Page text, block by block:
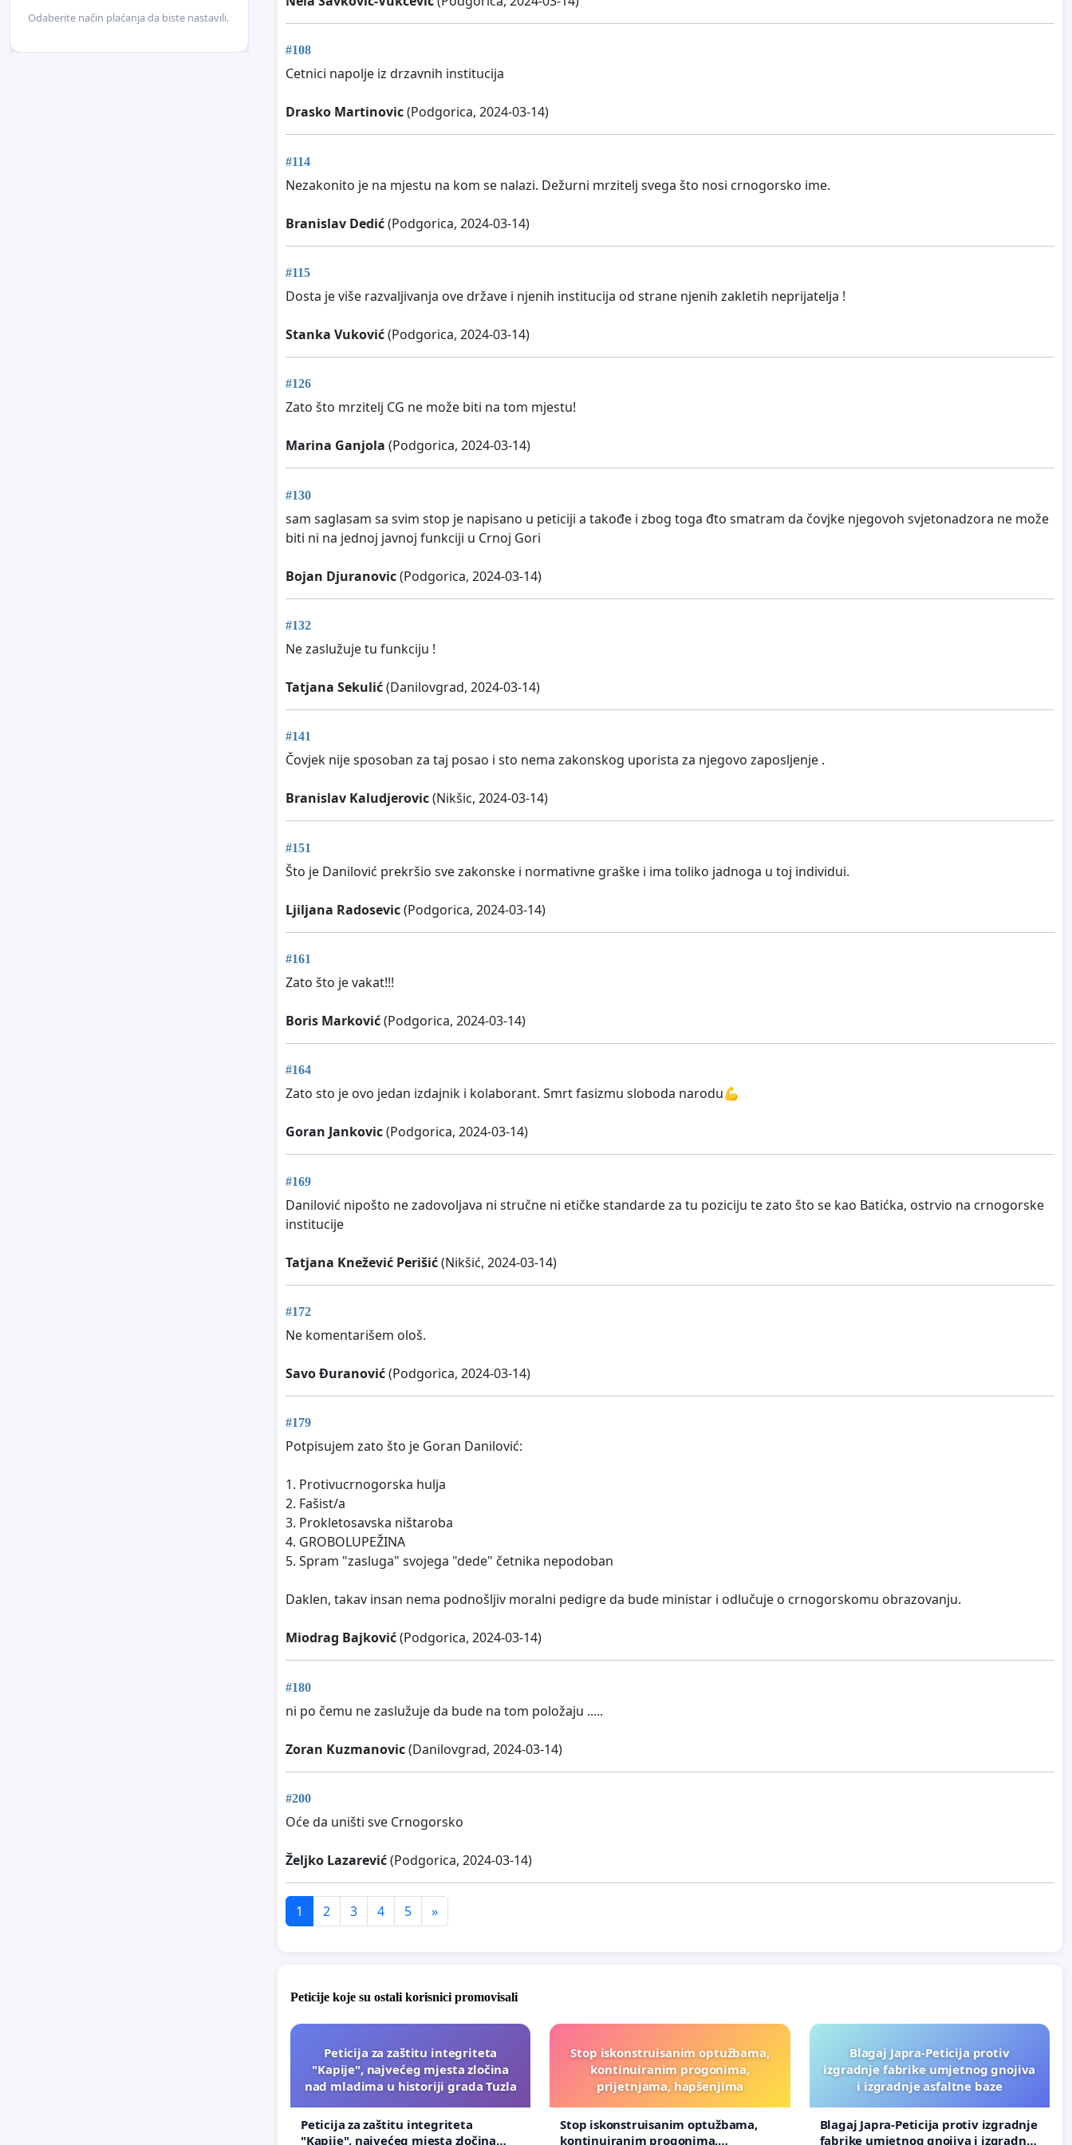
#108
Cetnici napolje iz drzavnih institucija
Drasko Martinovic(Podgorica, 2024-03-14)
#114
Nezakonito je na mjestu na kom se nalazi. Dežurni mrzitelj svega što nosi crnogorsko ime.
Branislav Dedić(Podgorica, 2024-03-14)
#115
Dosta je više razvaljivanja ove države i njenih institucija od strane njenih zakletih neprijatelja !
Stanka Vuković(Podgorica, 2024-03-14)
#126
Zato što mrzitelj CG ne može biti na tom mjestu!
Marina Ganjola (Podgorica, 2024-03-14)
#130
sam saglasam sa svim stop je napisano u peticiji a takođe i zbog toga đto smatram da čovjke njegovoh svjetonadzora ne može
biti ni na jednoj javnoj funkciji u Crnoj Gori
Bojan Djuranovic(Podgorica, 2024-03-14)
#132
Ne zaslužuje tu funkciju !
Tatjana Sekulić(Danilovgrad, 2024-03-14)
#141
Čovjek nije sposoban za taj posao i sto nema zakonskog uporista za njegovo zaposljenje .
Branislav Kaludjerovic(Nikšic, 2024-03-14)
#151
Što je Danilović prekršio sve zakonske i normativne graške i ima toliko jadnoga u toj individui.
Ljiljana Radosevic(Podgorica, 2024-03-14)
#161
Zato što je vakat!!!
Boris Marković(Podgorica, 2024-03-14)
#164
Zato sto je ovo jedan izdajnik i kolaborant. Smrt fasizmu sloboda narodu💪
Goran Jankovic(Podgorica, 2024-03-14)
#169
Danilović nipošto ne zadovoljava ni stručne ni etičke standarde za tu poziciju te zato što se kao Batićka, ostrvio na crnogorske
institucije
Tatjana Knežević Perišić(Nikšić, 2024-03-14)
#172
Ne komentarišem ološ.
Savo Đuranović(Podgorica, 2024-03-14)
#179
Potpisujem zato što je Goran Danilović:
1. Protivucrnogorska hulja
2. Fašist/a
3. Prokletosavska ništaroba
4. GROBOLUPEŽINA
5. Spram "zasluga" svojega "dede" četnika nepodoban
Daklen, takav insan nema podnošljiv moralni pedigre da bude ministar i odlučuje o crnogorskomu obrazovanju.
Miodrag Bajković(Podgorica, 2024-03-14)
#180
ni po čemu ne zaslužuje da bude na tom položaju .....
Zoran Kuzmanovic(Danilovgrad, 2024-03-14)
#200
Oće da uništi sve Crnogorsko
Željko Lazarević(Podgorica, 2024-03-14)
1 2 3 4 5 »
Peticije koje su ostali korisnici promovisali
Peticija za zaštitu integriteta
"Kapije", najvećeg mjesta zločina
nad mladima u historiji grada Tuzla
Peticija za zaštitu integriteta
"Kapije", najvećeg mjesta zločina
Stop iskonstruisanim optužbama,
kontinuiranim progonima,
prijetnjama, hapšenjima
Stop iskonstruisanim optužbama,
kontinuiranim progonima,
Blagaj Japra-Peticija protiv
izgradnje fabrike umjetnog gnojiva
i izgradnje asfaltne baze
Blagaj Japra-Peticija protiv izgradnje
fabrike umjetnog gnojiva i izgradnje
Odaberite način plaćanja da biste nastavili.